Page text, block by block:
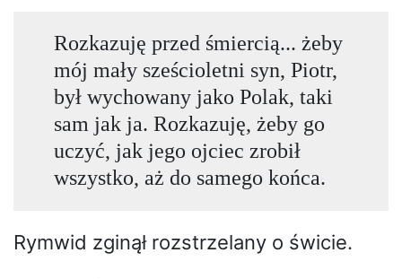
Rozkazuję przed śmiercią... żeby
mój mały sześcioletni syn, Piotr,
był wychowany jako Polak, taki
sam jak ja. Rozkazuję, żeby go
uczyć, jak jego ojciec zrobił
wszystko, aż do samego końca.
Rymwid zginął rozstrzelany o świcie.